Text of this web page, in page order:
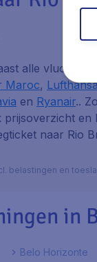
alle vluchten
Maroc,
en Ryanair..
naar Rio
belastingen en
in
Belo Horizonte